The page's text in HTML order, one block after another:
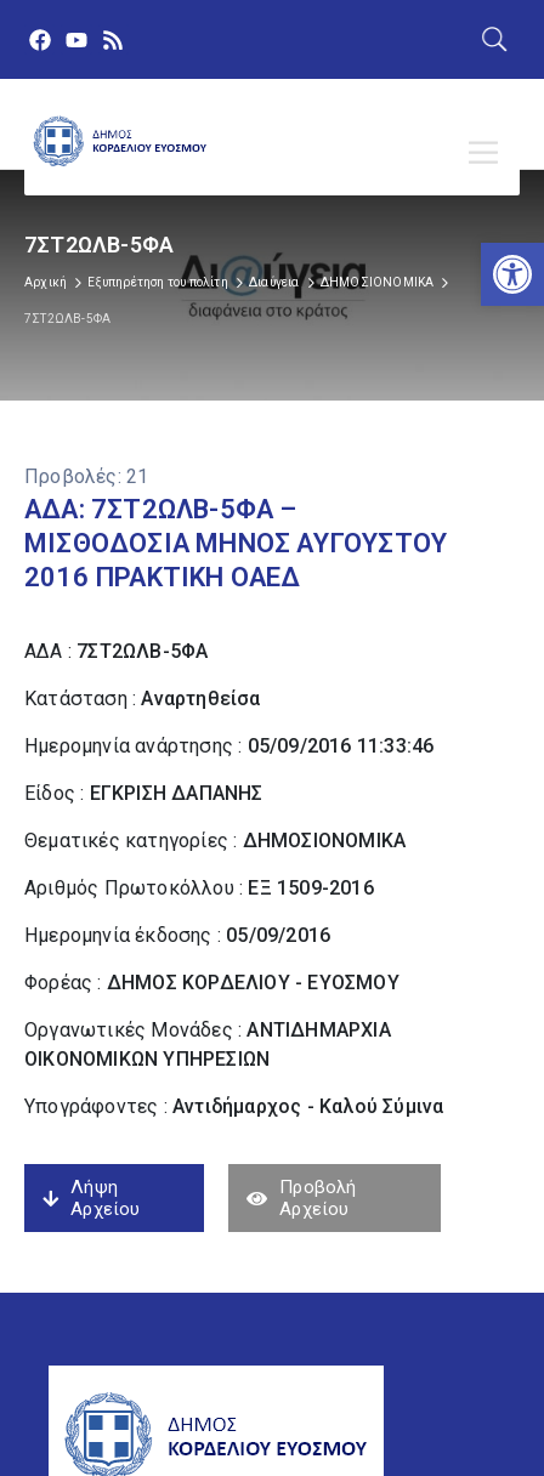
7ΣΤ2ΩΛΒ-5ΦΑ
Αρχική Εξυπηρέτηση του πολίτη Διαύγεια ΔΗΜΟΣΙΟΝΟΜΙΚΑ
7ΣΤ2ΩΛΒ-5ΦΑ
Προβολές: 21
ΑΔΑ: 7ΣΤ2ΩΛΒ-5ΦΑ –
ΜΙΣΘΟΔΟΣΙΑ ΜΗΝΟΣ ΑΥΓΟΥΣΤΟΥ
2016 ΠΡΑΚΤΙΚΗ ΟΑΕΔ
ΑΔΑ : 7ΣΤ2ΩΛΒ-5ΦΑ
Κατάσταση :Αναρτηθείσα
Ημερομηνία ανάρτησης : 05/09/2016 11:33:46
Είδος : ΕΓΚΡΙΣΗ ΔΑΠΑΝΗΣ
Θεματικές κατηγορίες : ΔΗΜΟΣΙΟΝΟΜΙΚΑ
Αριθμός Πρωτοκόλλου : ΕΞ 1509-2016
Ημερομηνία έκδοσης : 05/09/2016
Φορέας : ΔΗΜΟΣ ΚΟΡΔΕΛΙΟΥ - ΕΥΟΣΜΟΥ
Οργανωτικές Μονάδες :ΑΝΤΙΔΗΜΑΡΧΙΑ
ΟΙΚΟΝΟΜΙΚΩΝ ΥΠΗΡΕΣΙΩΝ
Υπογράφοντες : Αντιδήμαρχος - Καλού Σύµινα
Λήψη
Αρχείου
Προβολή
Αρχείου